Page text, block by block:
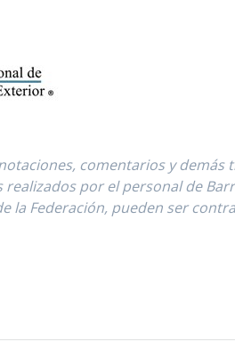
comentarios y demás
por el personal de
la Federación, pueden ser